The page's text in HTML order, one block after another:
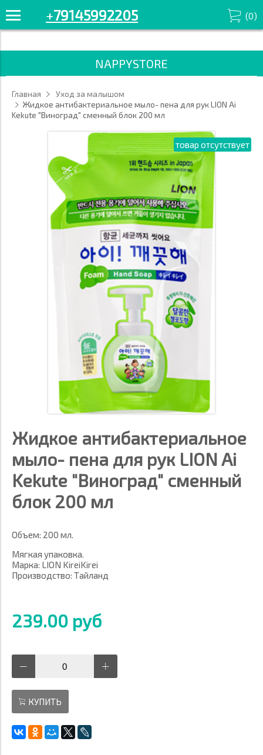
'/>
+79145992205 (0)
NAPPYSTORE
Главная
Уход за малышом
Жидкое антибактериальное мыло- пена для рук LION Ai
Kekute "Виноград" сменный блок 200 мл
товар отсутствует
Жидкое антибактериальное
мыло- пена для рук LION Ai
Kekute "Виноград" сменный
блок 200 мл
Объем: 200 мл.
Мягкая упаковка.
Марка: LION KireiKirei
Производство: Тайланд
239.00 руб
КУПИТЬ